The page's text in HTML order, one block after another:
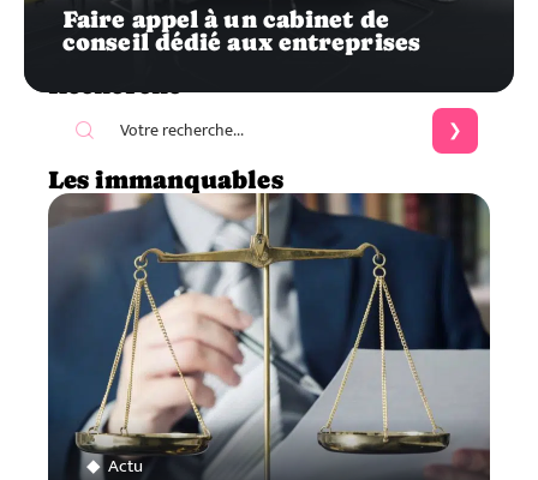
Faire appel à un cabinet de
conseil dédié aux entreprises
Les immanquables
Actu